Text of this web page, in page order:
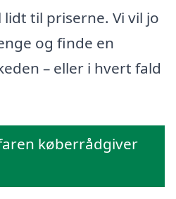
til priserne. Vi vil jo
og finde en
– eller i hvert fald
køberrådgiver